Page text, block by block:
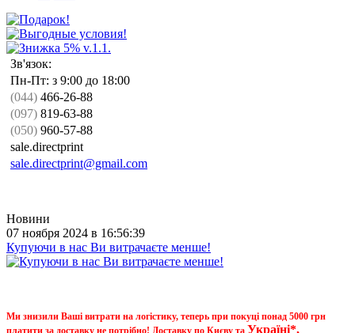
Зв'язок:
Пн-Пт: з 9:00 до 18:00
(044) 466-26-88
(097) 819-63-88
(050) 960-57-88
sale.directprint
sale.directprint@gmail.com
Новини
07 ноября 2024 в 16:56:39
Купуючи в нас Ви витрачаєте менше!
Ми знизили Ваші витрати на логістику, теперь при покуці понад 5000 грн
платити за доставку не потрібно! Доставку по Києву та Україні*,